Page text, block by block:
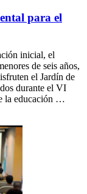
para el
inicial, el
de seis años,
el Jardín de
durante el VI
la educación …